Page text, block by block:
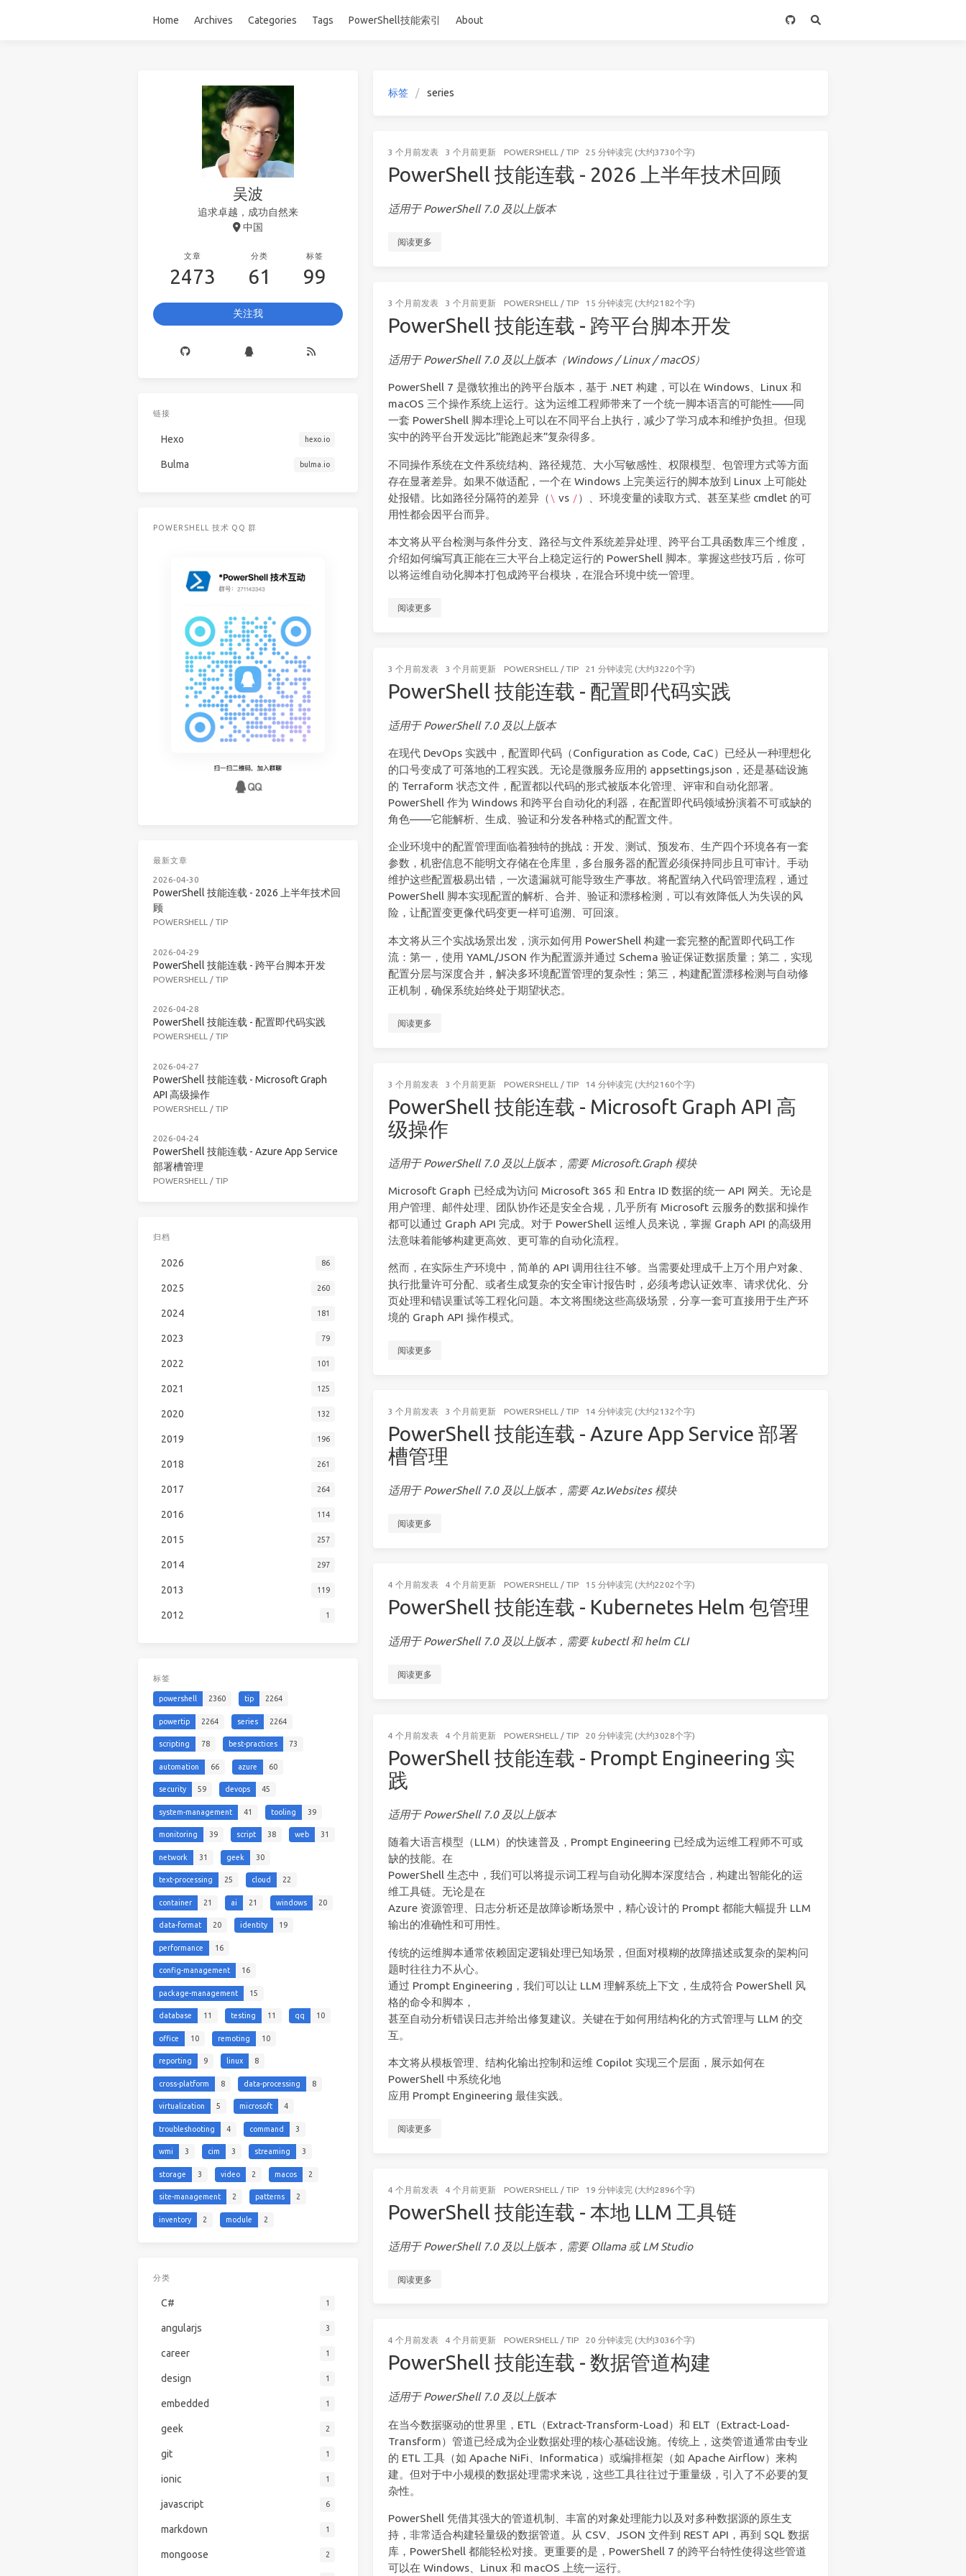
Home Archives Categories Tags PowerShell技能索引 About
标签 series
3 个月前发表 3 个月前更新 POWERSHELL / TIP 25 分钟读完 (大约3730个字)
PowerShell 技能连载 - 2026 上半年技术回顾
适用于 PowerShell 7.0 及以上版本
阅读更多
3 个月前发表 3 个月前更新 POWERSHELL / TIP 15 分钟读完 (大约2182个字)
PowerShell 技能连载 - 跨平台脚本开发
适用于 PowerShell 7.0 及以上版本（Windows / Linux / macOS）
PowerShell 7 是微软推出的跨平台版本，基于 .NET 构建，可以在 Windows、Linux 和
macOS 三个操作系统上运行。这为运维工程师带来了一个统一脚本语言的可能性——同
一套 PowerShell 脚本理论上可以在不同平台上执行，减少了学习成本和维护负担。但现
实中的跨平台开发远比”能跑起来”复杂得多。
不同操作系统在文件系统结构、路径规范、大小写敏感性、权限模型、包管理方式等方面
存在显著差异。如果不做适配，一个在 Windows 上完美运行的脚本放到 Linux 上可能处
处报错。比如路径分隔符的差异（\ vs /）、环境变量的读取方式、甚至某些 cmdlet 的可
用性都会因平台而异。
本文将从平台检测与条件分支、路径与文件系统差异处理、跨平台工具函数库三个维度，
介绍如何编写真正能在三大平台上稳定运行的 PowerShell 脚本。掌握这些技巧后，你可
以将运维自动化脚本打包成跨平台模块，在混合环境中统一管理。
阅读更多
3 个月前发表 3 个月前更新 POWERSHELL / TIP 21 分钟读完 (大约3220个字)
PowerShell 技能连载 - 配置即代码实践
适用于 PowerShell 7.0 及以上版本
在现代 DevOps 实践中，配置即代码（Configuration as Code, CaC）已经从一种理想化
的口号变成了可落地的工程实践。无论是微服务应用的 appsettings.json，还是基础设施
的 Terraform 状态文件，配置都以代码的形式被版本化管理、评审和自动化部署。
PowerShell 作为 Windows 和跨平台自动化的利器，在配置即代码领域扮演着不可或缺的
角色——它能解析、生成、验证和分发各种格式的配置文件。
企业环境中的配置管理面临着独特的挑战：开发、测试、预发布、生产四个环境各有一套
参数，机密信息不能明文存储在仓库里，多台服务器的配置必须保持同步且可审计。手动
维护这些配置极易出错，一次遗漏就可能导致生产事故。将配置纳入代码管理流程，通过
PowerShell 脚本实现配置的解析、合并、验证和漂移检测，可以有效降低人为失误的风
险，让配置变更像代码变更一样可追溯、可回滚。
本文将从三个实战场景出发，演示如何用 PowerShell 构建一套完整的配置即代码工作
流：第一，使用 YAML/JSON 作为配置源并通过 Schema 验证保证数据质量；第二，实现
配置分层与深度合并，解决多环境配置管理的复杂性；第三，构建配置漂移检测与自动修
正机制，确保系统始终处于期望状态。
阅读更多
3 个月前发表 3 个月前更新 POWERSHELL / TIP 14 分钟读完 (大约2160个字)
PowerShell 技能连载 - Microsoft Graph API 高
级操作
适用于 PowerShell 7.0 及以上版本，需要 Microsoft.Graph 模块
Microsoft Graph 已经成为访问 Microsoft 365 和 Entra ID 数据的统一 API 网关。无论是
用户管理、邮件处理、团队协作还是安全合规，几乎所有 Microsoft 云服务的数据和操作
都可以通过 Graph API 完成。对于 PowerShell 运维人员来说，掌握 Graph API 的高级用
法意味着能够构建更高效、更可靠的自动化流程。
然而，在实际生产环境中，简单的 API 调用往往不够。当需要处理成千上万个用户对象、
执行批量许可分配、或者生成复杂的安全审计报告时，必须考虑认证效率、请求优化、分
页处理和错误重试等工程化问题。本文将围绕这些高级场景，分享一套可直接用于生产环
境的 Graph API 操作模式。
阅读更多
3 个月前发表 3 个月前更新 POWERSHELL / TIP 14 分钟读完 (大约2132个字)
PowerShell 技能连载 - Azure App Service 部署
槽管理
适用于 PowerShell 7.0 及以上版本，需要 Az.Websites 模块
阅读更多
4 个月前发表 4 个月前更新 POWERSHELL / TIP 15 分钟读完 (大约2202个字)
PowerShell 技能连载 - Kubernetes Helm 包管理
适用于 PowerShell 7.0 及以上版本，需要 kubectl 和 helm CLI
阅读更多
4 个月前发表 4 个月前更新 POWERSHELL / TIP 20 分钟读完 (大约3028个字)
PowerShell 技能连载 - Prompt Engineering 实
践
适用于 PowerShell 7.0 及以上版本
随着大语言模型（LLM）的快速普及，Prompt Engineering 已经成为运维工程师不可或
缺的技能。在
PowerShell 生态中，我们可以将提示词工程与自动化脚本深度结合，构建出智能化的运
维工具链。无论是在
Azure 资源管理、日志分析还是故障诊断场景中，精心设计的 Prompt 都能大幅提升 LLM
输出的准确性和可用性。
传统的运维脚本通常依赖固定逻辑处理已知场景，但面对模糊的故障描述或复杂的架构问
题时往往力不从心。
通过 Prompt Engineering，我们可以让 LLM 理解系统上下文，生成符合 PowerShell 风
格的命令和脚本，
甚至自动分析错误日志并给出修复建议。关键在于如何用结构化的方式管理与 LLM 的交
互。
本文将从模板管理、结构化输出控制和运维 Copilot 实现三个层面，展示如何在
PowerShell 中系统化地
应用 Prompt Engineering 最佳实践。
阅读更多
4 个月前发表 4 个月前更新 POWERSHELL / TIP 19 分钟读完 (大约2896个字)
PowerShell 技能连载 - 本地 LLM 工具链
适用于 PowerShell 7.0 及以上版本，需要 Ollama 或 LM Studio
阅读更多
4 个月前发表 4 个月前更新 POWERSHELL / TIP 20 分钟读完 (大约3036个字)
PowerShell 技能连载 - 数据管道构建
适用于 PowerShell 7.0 及以上版本
在当今数据驱动的世界里，ETL（Extract-Transform-Load）和 ELT（Extract-Load-
Transform）管道已经成为企业数据处理的核心基础设施。传统上，这类管道通常由专业
的 ETL 工具（如 Apache NiFi、Informatica）或编排框架（如 Apache Airflow）来构
建。但对于中小规模的数据处理需求来说，这些工具往往过于重量级，引入了不必要的复
杂性。
PowerShell 凭借其强大的管道机制、丰富的对象处理能力以及对多种数据源的原生支
持，非常适合构建轻量级的数据管道。从 CSV、JSON 文件到 REST API，再到 SQL 数据
库，PowerShell 都能轻松对接。更重要的是，PowerShell 7 的跨平台特性使得这些管道
可以在 Windows、Linux 和 macOS 上统一运行。
吴波
追求卓越，成功自然来
中国
文章
2473
分类
61
标签
99
关注我
链接
Hexo hexo.io
Bulma bulma.io
POWERSHELL 技术 QQ 群
最新文章
2026-04-30
PowerShell 技能连载 - 2026 上半年技术回
顾
POWERSHELL / TIP
2026-04-29
PowerShell 技能连载 - 跨平台脚本开发
POWERSHELL / TIP
2026-04-28
PowerShell 技能连载 - 配置即代码实践
POWERSHELL / TIP
2026-04-27
PowerShell 技能连载 - Microsoft Graph
API 高级操作
POWERSHELL / TIP
2026-04-24
PowerShell 技能连载 - Azure App Service
部署槽管理
POWERSHELL / TIP
归档
2026 86
2025 260
2024 181
2023 79
2022 101
2021 125
2020 132
2019 196
2018 261
2017 264
2016 114
2015 257
2014 297
2013 119
2012 1
标签
powershell 2360 tip 2264
powertip 2264 series 2264
scripting 78 best-practices 73
automation 66 azure 60
security 59 devops 45
system-management 41 tooling 39
monitoring 39 script 38 web 31
network 31 geek 30
text-processing 25 cloud 22
container 21 ai 21 windows 20
data-format 20 identity 19
performance 16
config-management 16
package-management 15
database 11 testing 11 qq 10
office 10 remoting 10
reporting 9 linux 8
cross-platform 8 data-processing 8
virtualization 5 microsoft 4
troubleshooting 4 command 3
wmi 3 cim 3 streaming 3
storage 3 video 2 macos 2
site-management 2 patterns 2
inventory 2 module 2
分类
C# 1
angularjs 3
career 1
design 1
embedded 1
geek 2
git 1
ionic 1
javascript 6
markdown 1
mongoose 2